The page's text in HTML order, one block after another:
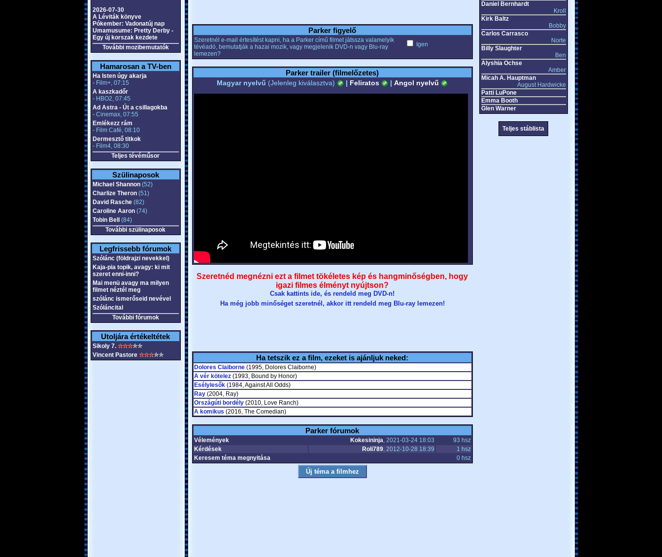
2026-07-30
A Léviták könyve
Pókember: Vadonatúj nap
Umamusume: Pretty Derby -
Egy új korszak kezdete
További mozibemutatók
Hamarosan a TV-ben
Ha Isten úgy akarja
- Film+, 07:15
A kaszkadőr
- HBO2, 07:45
Ad Astra - Út a csillagokba
- Cinemax, 07:55
Emlékezz rám
- Film Café, 08:10
Dermesztő titkok
- Film4, 08:30
Teljes tévéműsor
Szülinaposok
Michael Shannon(52)
Charlize Theron(51)
David Rasche(82)
Caroline Aaron(74)
Tobin Bell
(84)
További szülinaposok
Legfrissebb fórumok
Szólánc (földrajzi nevekkel)
Kaja-pia topik, avagy: ki mit
szeret enni-inni?
Mai menü avagy ma milyen
filmet néztél meg
szólánc ismerőseid nevével
Szóláncital
További fórumok
Utoljára értékeltétek
Sikoly 7.
Vincent Pastore
Parker figyelő
Szeretnél e-mail értesítést kapni, ha a Parker című filmet játssza valamelyik
tévéadó, bemutatják a hazai mozik, vagy megjelenik DVD-n vagy Blu-ray
lemezen?
Igen
Parker trailer (filmelőzetes)
Magyar nyelvű (Jelenleg kiválasztva) | Feliratos | Angol nyelvű
Szeretnéd megnézni ezt a filmet tökéletes kép és hangminőségben, hogy
igazi filmes élményt nyújtson?
Csak kattints ide, és rendeld meg DVD-n!
Ha még jobb minőséget szeretnél, akkor itt rendeld meg Blu-ray lemezen!
Ha tetszik ez a film, ezeket is ajánljuk neked:
Dolores Claiborne(1995, Dolores Claiborne)
A vér kötelez(1993, Bound by Honor)
Esélylesők(1984, Against All Odds)
Ray(2004, Ray)
Országúti bordély(2010, Love Ranch)
A komikus (2016, The Comedian)
Parker fórumok
Vélemények Kokesininja, 2021-03-24 18:03
93 hsz
Kérdések
Roli789, 2012-10-28 18:39
1 hsz
Keresem téma megnyitása
0 hsz
Daniel Bernhardt
Kroll
Kirk Baltz
Bobby
Carlos Carrasco
Norte
Billy Slaughter
Ben
Alyshia Ochse
Amber
Micah A. Hauptman
August Hardwicke
Patti LuPone
Emma Booth
Glen Warner
Teljes stáblista